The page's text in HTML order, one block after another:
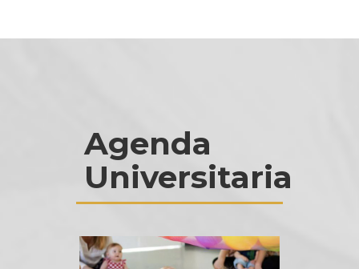
Agenda
Universitaria